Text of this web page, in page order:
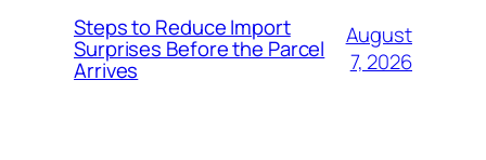
Steps to Reduce Import
Surprises Before the Parcel
Arrives
August
7, 2026